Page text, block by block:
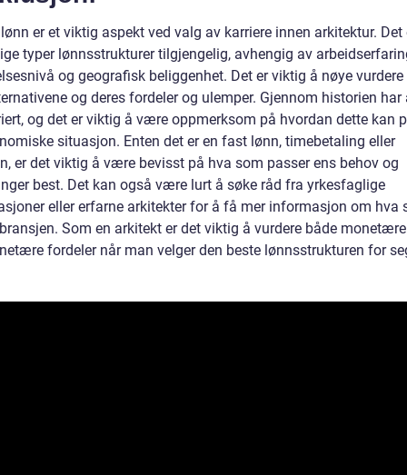
er et viktig aspekt ved valg av karriere innen arkitektur. Det
typer lønnsstrukturer tilgjengelig, avhengig av
og geografisk beliggenhet. Det er viktig å nøye vurdere
og deres fordeler og ulemper. Gjennom historien har
og det er viktig å være oppmerksom på hvordan dette kan
situasjon. Enten det er en fast lønn, timebetaling eller
er det viktig å være bevisst på hva som passer ens behov og
best. Det kan også være lurt å søke råd fra yrkesfaglige
eller erfarne arkitekter for å få mer informasjon om hva
Som en arkitekt er det viktig å vurdere både
fordeler når man velger den beste lønnsstrukturen for